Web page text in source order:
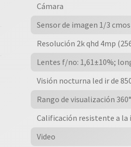
De
512gb
2k
Deteccion
Cámara
Sensor de imagen 1/3 cmos
Resolución 2k qhd 4mp
Lentes f/no: 1,61±10%;
Visión nocturna led ir de
Rango de visualización
Calificación resistente a la
Video